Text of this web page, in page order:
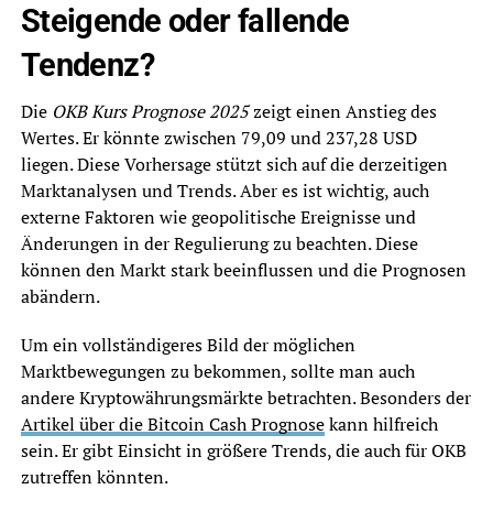
Steigende oder fallende
Tendenz?
Die OKB Kurs Prognose 2025zeigt einen Anstieg des
Wertes. Er könnte zwischen 79,09 und 237,28 USD
liegen. Diese Vorhersage stützt sich auf die derzeitigen
Marktanalysen und Trends. Aber es ist wichtig, auch
externe Faktoren wie geopolitische Ereignisse und
Änderungen in der Regulierung zu beachten. Diese
können den Markt stark beeinflussen und die Prognosen
abändern.
Um ein vollständigeres Bild der möglichen
Marktbewegungen zu bekommen, sollte man auch
andere Kryptowährungsmärkte betrachten. Besonders der
Artikel über die Bitcoin Cash Prognosekann hilfreich
sein. Er gibt Einsicht in größere Trends, die auch für OKB
zutreffen könnten.